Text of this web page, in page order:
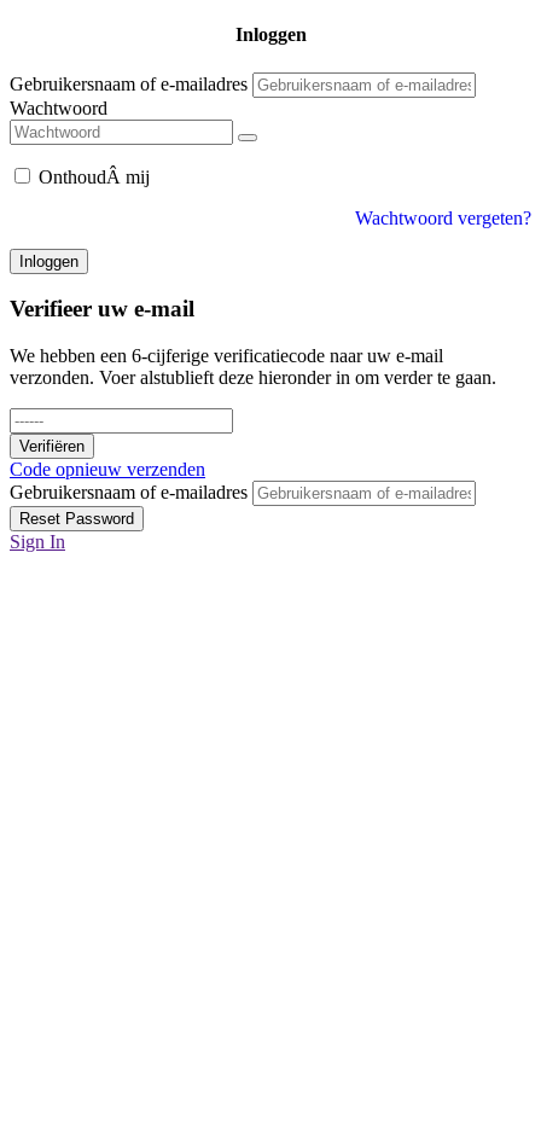
Gebruikersnaam of e-mailadres
Wachtwoord
Inloggen
Verifieer uw e-mail
We hebben een 6-cijferige verificatiecode naar uw e-mail
verzonden. Voer alstublieft deze hieronder in om verder te gaan.
Verifiëren
Code opnieuw verzenden
Gebruikersnaam of e-mailadres
Reset Password
Sign In